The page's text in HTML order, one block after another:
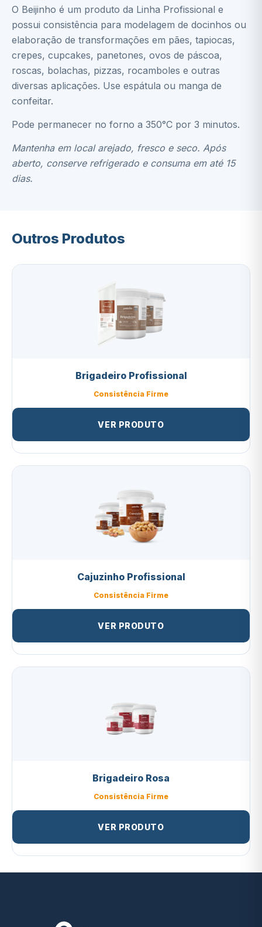
O Beijinho é um produto da Linha Profissional e
possui consistência para modelagem de docinhos ou
elaboração de transformações em pães, tapiocas,
crepes, cupcakes, panetones, ovos de páscoa,
roscas, bolachas, pizzas, rocamboles e outras
diversas aplicações. Use espátula ou manga de
confeitar.
Pode permanecer no forno a 350°C por 3 minutos.
Mantenha em local arejado, fresco e seco. Após
aberto, conserve refrigerado e consuma em até 15
dias.
Outros Produtos
Brigadeiro Profissional
Consistência Firme
VER PRODUTO
Cajuzinho Profissional
Consistência Firme
VER PRODUTO
Brigadeiro Rosa
Consistência Firme
VER PRODUTO